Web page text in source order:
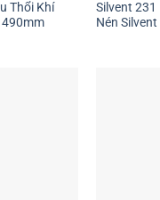
Thổi Khí
490mm
Silvent 231
Nén